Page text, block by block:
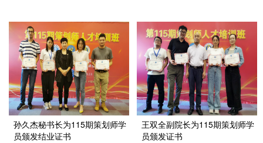
孙久杰秘书长为115期策划师学
员颁发结业证书
王双全副院长为115期策划师学
员颁发证书